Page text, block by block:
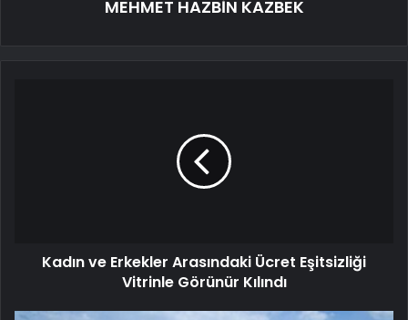
MEHMET HAZBİN KAZBEK
Kadın ve Erkekler Arasındaki Ücret Eşitsizliği
Vitrinle Görünür Kılındı